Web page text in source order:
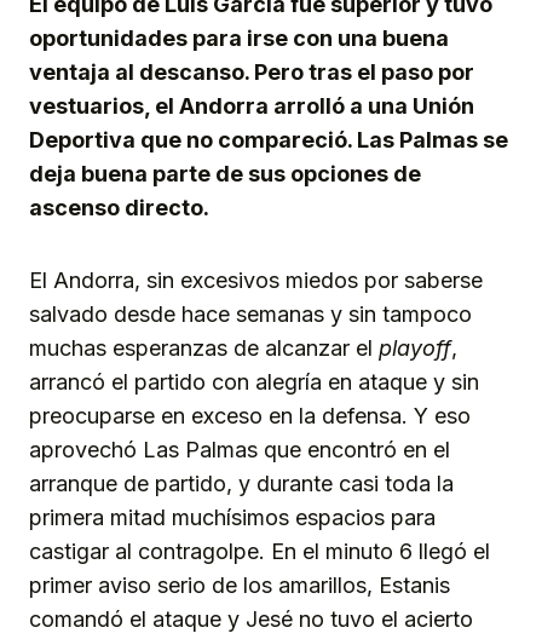
oportunidades para irse con una buena
ventaja al descanso. Pero tras el paso por
vestuarios, el Andorra arrolló a una Unión
Deportiva que no compareció. Las Palmas se
deja buena parte de sus opciones de
ascenso directo.
El Andorra, sin excesivos miedos por saberse
salvado desde hace semanas y sin tampoco
muchas esperanzas de alcanzar el playoff,
arrancó el partido con alegría en ataque y sin
preocuparse en exceso en la defensa. Y eso
aprovechó Las Palmas que encontró en el
arranque de partido, y durante casi toda la
primera mitad muchísimos espacios para
castigar al contragolpe. En el minuto 6 llegó el
primer aviso serio de los amarillos, Estanis
comandó el ataque y Jesé no tuvo el acierto